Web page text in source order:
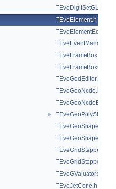
TEveDigitSetGL.h
TEveElement.h
TEveElementEditor.h
TEveEventManager.h
TEveFrameBox.h
TEveFrameBoxGL.h
TEveGedEditor.h
TEveGeoNode.h
TEveGeoNodeEditor.h
►
TEveGeoPolyShape.h
TEveGeoShape.h
TEveGridStepper.h
TEveGValuators.h
TEveJetCone.h